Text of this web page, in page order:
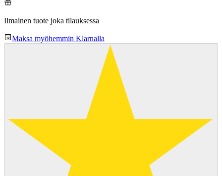
Ilmainen tuote joka tilauksessa
Maksa myöhemmin Klarnalla